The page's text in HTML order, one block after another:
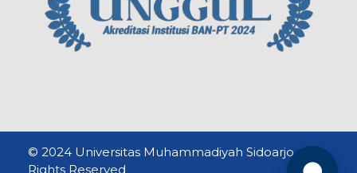
© 2024 Universitas Muhammadiyah Sidoarjo. All
Rights Reserved